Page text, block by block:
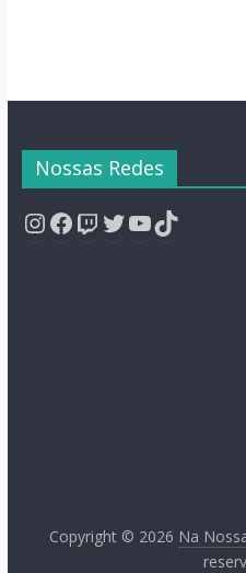
Nossas Redes
Instagram
Facebook
Twitch
Twitter
YouTube
TikTok
Copyright © 2026 Na